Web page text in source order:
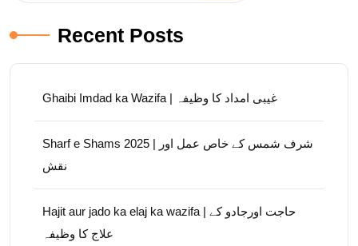
Recent Posts
Ghaibi Imdad ka Wazifa | غیبی امداد کا وظیفہ
Sharf e Shams 2025 | شرف شمس کے خاص عمل اور
نقش
Hajit aur jado ka elaj ka wazifa | حاجت اورجادو کے
علاج کا وظیفہ